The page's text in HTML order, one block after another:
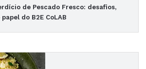
de Pescado Fresco: desafios,
do B2E CoLAB